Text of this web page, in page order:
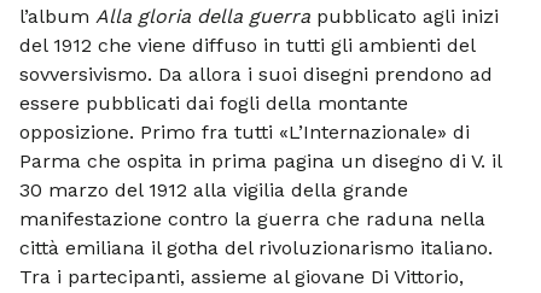
l’album Alla gloria della guerra pubblicato agli inizi
del 1912 che viene diffuso in tutti gli ambienti del
sovversivismo. Da allora i suoi disegni prendono ad
essere pubblicati dai fogli della montante
opposizione. Primo fra tutti «L’Internazionale» di
Parma che ospita in prima pagina un disegno di V. il
30 marzo del 1912 alla vigilia della grande
manifestazione contro la guerra che raduna nella
città emiliana il gotha del rivoluzionarismo italiano.
Tra i partecipanti, assieme al giovane Di Vittorio,